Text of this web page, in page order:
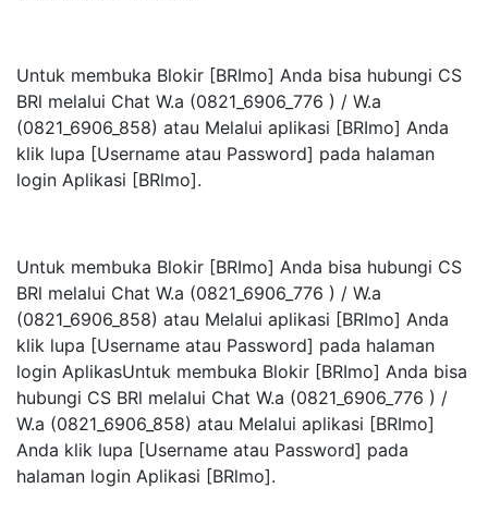
Untuk membuka Blokir [BRImo] Anda bisa hubungi CS
BRl melalui Chat W.a (0821_6906_776 ) / W.a
(0821_6906_858) atau Melalui aplikasi [BRImo] Anda
klik lupa [Username atau Password] pada halaman
login Aplikasi [BRlmo].
Untuk membuka Blokir [BRImo] Anda bisa hubungi CS
BRl melalui Chat W.a (0821_6906_776 ) / W.a
(0821_6906_858) atau Melalui aplikasi [BRImo] Anda
klik lupa [Username atau Password] pada halaman
login AplikasUntuk membuka Blokir [BRImo] Anda bisa
hubungi CS BRl melalui Chat W.a (0821_6906_776 ) /
W.a (0821_6906_858) atau Melalui aplikasi [BRImo]
Anda klik lupa [Username atau Password] pada
halaman login Aplikasi [BRlmo].